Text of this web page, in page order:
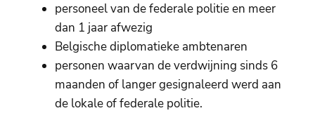
personeel van de federale politie en meer
dan 1 jaar afwezig
Belgische diplomatieke ambtenaren
personen waarvan de verdwijning sinds 6
maanden of langer gesignaleerd werd aan
de lokale of federale politie.